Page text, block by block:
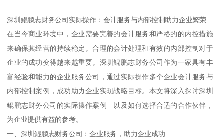
深圳鲲鹏志财务公司实际操作：会计服务与内部控制助力企业繁荣
在当今商业环境中，企业需要完善的会计服务和严格的的内控措施
来确保其经营的持续稳定。合理的会计处理和有效的内部控制对于
企业的成功变得越来越重要。深圳鲲鹏志财务公司作为一家具有丰
富经验和能力的企业服务公司，通过实际操作多个企业会计服务与
内部控制案例，成功助力企业实现战略目标。本文将深入探讨深圳
鲲鹏志财务公司的实际操作案例，以及如何选择合适的合作伙伴，
为企业提供有益的参考。
一、深圳鲲鹏志财务公司：企业服务，助力企业成功